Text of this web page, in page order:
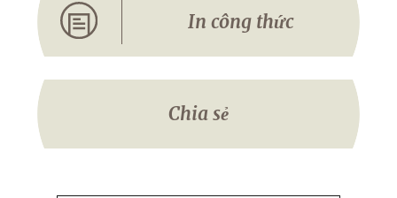
In công thức
Chia sẻ